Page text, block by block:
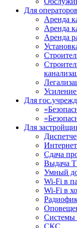
Для операторов
Аренда
Аренда
Аренда
Для
Для
Интернет
Сдача
Выдача
Умный
Wi-Fi в
Wi-Fi в
Системы
СКС